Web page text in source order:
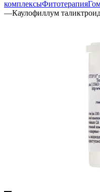
комплексыФитотерапия
—Каулофиллум